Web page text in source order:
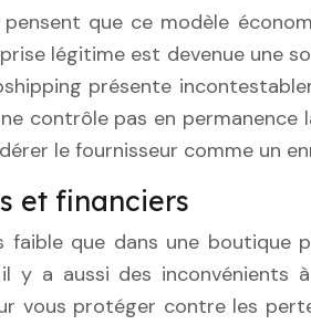
que ce modèle
légitime est devenue une
présente
contrôle pas en
le fournisseur comme un
et financiers
faible que dans une
y a aussi des
vous protéger contre les